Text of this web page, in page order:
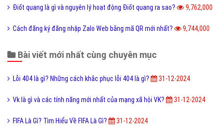
Điốt quang là gì và nguyên lý hoạt động Điốt quang ra sao? 9,762,000
Cách đăng ký đăng nhập Zalo Web bằng mã QR mới nhất? 9,744,000
Bài viết mới nhất cùng chuyên mục
Lỗi 404 là gì? Những cách khắc phục lỗi 404 là gì? 31-12-2024
Vk là gì và các tính năng mới nhất của mạng xã hội VK? 31-12-2024
FIFA Là Gì? Tìm Hiểu Về FIFA Là Gì? 31-12-2024